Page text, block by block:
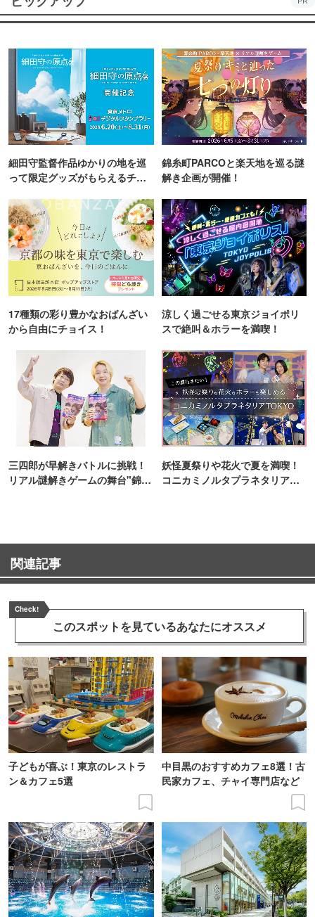
細田守監督作品ゆかりの地を巡
って限定グッズがもらえるチャ
錦糸町PARCOと楽天地を巡る謎
解き企画が開催！
17種類の彩り豊かなおばんざい
から自由にチョイス！
涼しく過ごせる東京ジョイポリ
スで絶叫＆ホラーを満喫！
三四郎が早解きバトルに挑戦！
リアル謎解きゲームの舞台"錦糸
妖怪夏祭りや花火で夏を満喫！
コニカミノルタプラネタリア
関連記事
Check!
このスポットを見ているあなたにオススメ
子どもが喜ぶ！東京のレストラ
ン＆カフェ5選
中目黒のおすすめカフェ8選！古
民家カフェ、チャイ専門店など